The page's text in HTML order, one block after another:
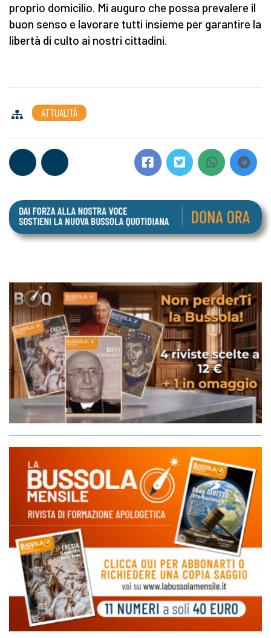
proprio domicilio. Mi auguro che possa prevalere il
buon senso e lavorare tutti insieme per garantire la
libertà di culto ai nostri cittadini.
ATTUALITÀ